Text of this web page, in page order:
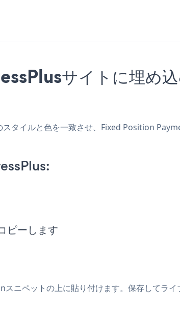
サイトに埋め込
タイルと色を一致させ、Fixed Position
ーします
ニペットの上に貼り付けます。保存してライ